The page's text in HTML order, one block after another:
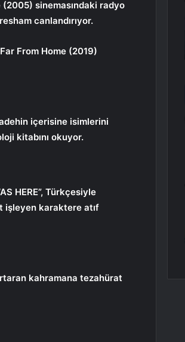
sinemasındaki radyo
canlandırıyor.
From Home (2019)
içerisine isimlerini
kitabını okuyor.
HERE”, Türkçesiyle
işleyen karaktere atıf
kahramana tezahürat